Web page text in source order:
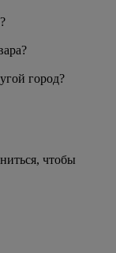
город?
чтобы